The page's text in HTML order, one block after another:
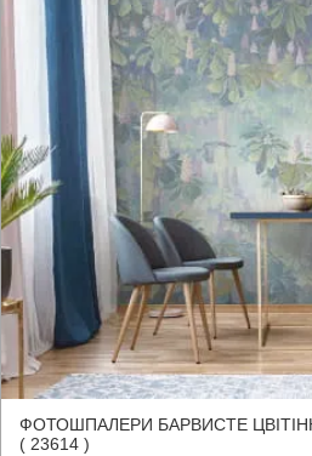
ФОТОШПАЛЕРИ БАРВИСТЕ
( 23614 )